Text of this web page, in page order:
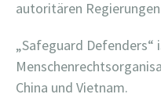
autoritären
„Safeguard
China und Vietnam.